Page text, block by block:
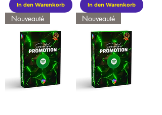
In den Warenkorb In den Warenkorb
Nouveauté Nouveauté